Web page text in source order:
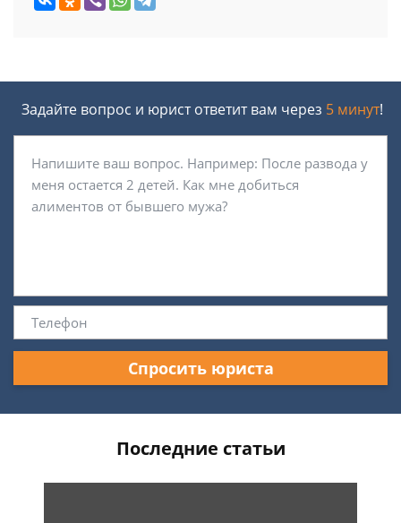
Задайте вопрос и юрист ответит вам через 5 минут!
Спросить юриста
Последние статьи